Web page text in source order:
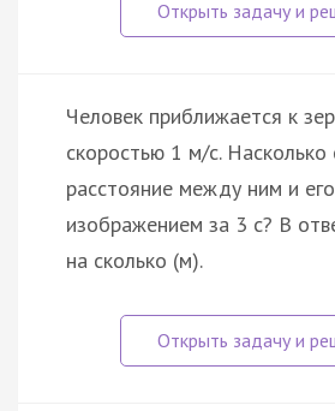
Человек приближается к
скоростью 1 м/с. Насколько
расстояние между ним и его
изображением за 3 с? В
на сколько (м).